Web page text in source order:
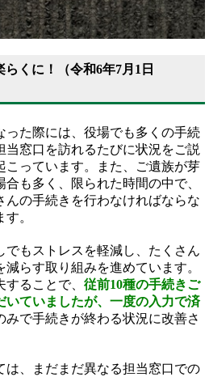
らくに！（令和6年7月1日
った際には、役場でも多くの手続
当窓口を訪れるたびに状況をご説
こっています。また、ご遺族が芽
も多く、限られた時間の中で、
んの手続きを行わなければならな
。
でもストレスを軽減し、たくさん
らす取り組みを進めています。
ることで、 従前10種の手続きご
いていましたが、一度の入力で済
みで手続きが終わる状況に改善さ
は、まだまだ異なる担当窓口での